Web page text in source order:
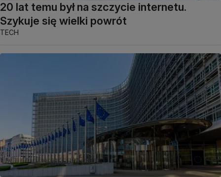
20 lat temu był na szczycie internetu.
Szykuje się wielki powrót
TECH